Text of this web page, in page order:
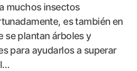
muchos insectos
es también en
se plantan árboles y
para ayudarlos a superar